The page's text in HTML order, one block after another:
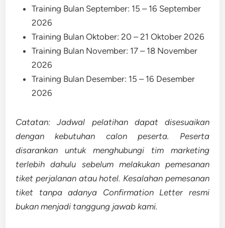
Training Bulan September: 15 – 16 September
2026
Training Bulan Oktober: 20 – 21 Oktober 2026
Training Bulan November: 17 – 18 November
2026
Training Bulan Desember: 15 – 16 Desember
2026
Catatan: Jadwal pelatihan dapat disesuaikan
dengan kebutuhan calon peserta. Peserta
disarankan untuk menghubungi tim marketing
terlebih dahulu sebelum melakukan pemesanan
tiket perjalanan atau hotel. Kesalahan pemesanan
tiket tanpa adanya Confirmation Letter resmi
bukan menjadi tanggung jawab kami.